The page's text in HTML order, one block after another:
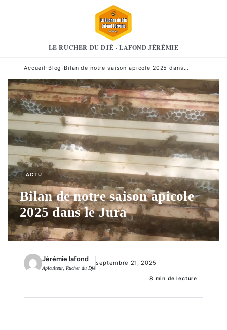
LE RUCHER DU DJÉ · LAFOND JÉRÉMIE
Accueil › Blog › Bilan de notre saison apicole 2025 dans…
ACTU
Bilan de notre saison apicole
2025 dans le Jura
Jérémie lafond
Apiculteur, Rucher du Djé
septembre 21, 2025
8 min de lecture